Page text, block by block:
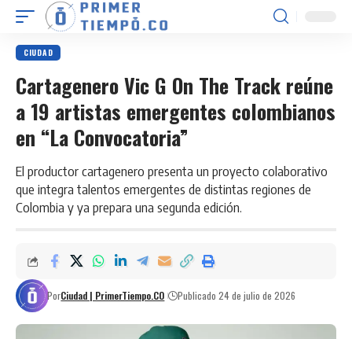
CIUDAD
Cartagenero Vic G On The Track reúne
a 19 artistas emergentes colombianos
en “La Convocatoria”
El productor cartagenero presenta un proyecto colaborativo
que integra talentos emergentes de distintas regiones de
Colombia y ya prepara una segunda edición.
PorCiudad | PrimerTiempo.CO Publicado 24 de julio de 2026